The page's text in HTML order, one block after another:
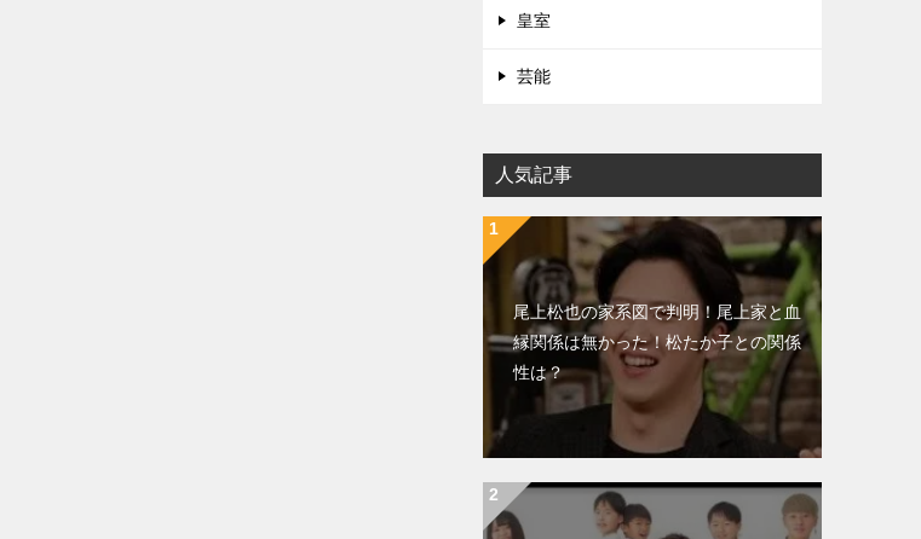
皇室
芸能
人気記事
尾上松也の家系図で判明！尾上家と血
縁関係は無かった！松たか子との関係
性は？